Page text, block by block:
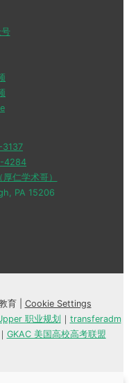
3137
4284
仁学术哥）
PA 15206
育 | Cookie Settings
职业规划 ｜ transferadm
｜ GKAC 美国高校高考联盟